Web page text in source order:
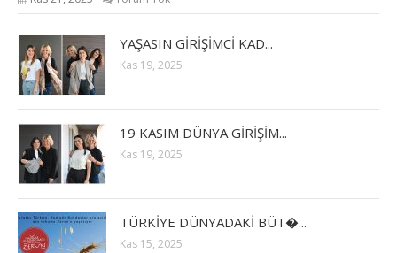
YAŞASIN GİRİŞİMCİ KAD...
Kas 19, 2025
19 KASIM DÜNYA GİRİŞİM...
Kas 19, 2025
TÜRKİYE DÜNYADAKİ BÜT�...
Kas 15, 2025